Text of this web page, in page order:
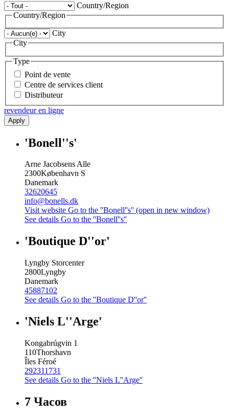
Country/Region
Country/Region
City
City
Type
Point de vente
Centre de services client
Distributeur
revendeur en ligne
Apply
'Bonell''s'
Arne Jacobsens Alle
2300København S
Danemark
32620645
info@bonells.dk
Visit website Go to the ''Bonell''s'' (open in new window)
See details Go to the ''Bonell''s''
'Boutique D''or'
Lyngby Storcenter
2800Lyngby
Danemark
45887102
See details Go to the ''Boutique D''or''
'Niels L''Arge'
Kongabrúgvin 1
110Thorshavn
Îles Féroé
292311731
See details Go to the ''Niels L''Arge''
7 Часов